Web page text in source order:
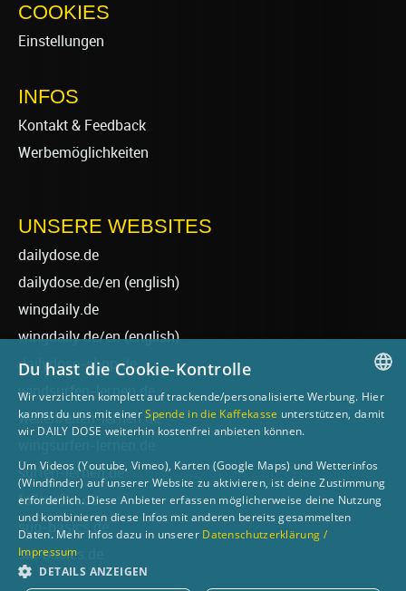
COOKIES
Einstellungen
INFOS
Kontakt & Feedback
Werbemöglichkeiten
UNSERE WEBSITES
dailydose.de
dailydose.de/en (english)
wingdaily.de
wingdaily.de/en(english)
dailydose-shop.de
windsurfen-lernen.de
wellenreiten-lernen.de
surfen-lernen.de
foilsurfen.de
sup-basics.de
ski-basics.de
GERMAN
Du hast die Cookie-Kontrolle
Wir verzichten komplett auf trackende/personalisierte Werbung. Hier
kannst du uns mit einerSpende in die Kaffekasse unterstützen, damit
wir DAILY DOSE weiterhin kostenfrei anbieten können.
Um Videos (Youtube, Vimeo), Karten (Google Maps) und Wetterinfos
(Windfinder) auf unserer Website zu aktivieren, ist deine Zustimmung
erforderlich. Diese Anbieter erfassen möglicherweise deine Nutzung
und kombinieren diese Infos mit anderen bereits gesammelten
Daten. Mehr Infos dazu in unserer Datenschutzerklärung /
Impressum
DETAILS ANZEIGEN